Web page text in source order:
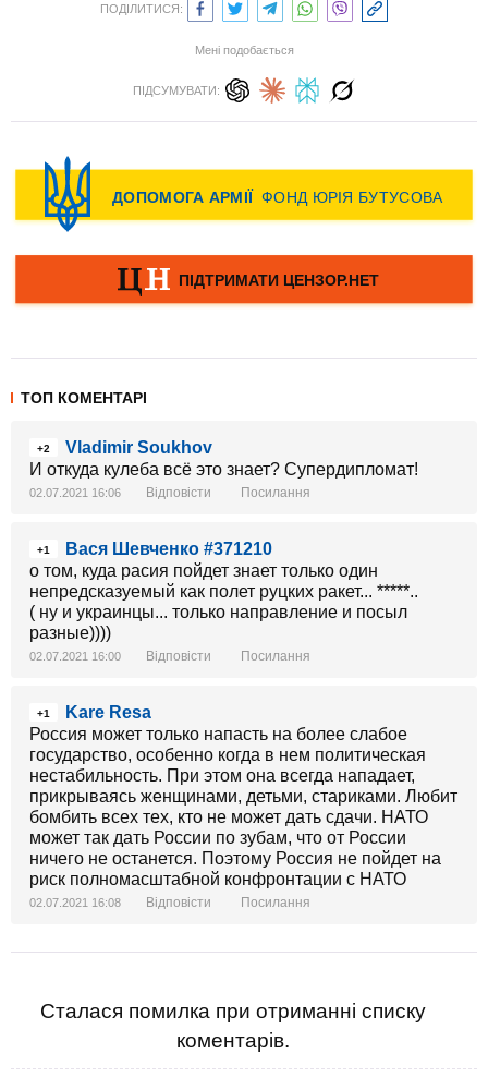
ПОДІЛИТИСЯ:
Мені подобається
ПІДСУМУВАТИ:
ТОП КОМЕНТАРІ
+2
Vladimir Soukhov
И откуда кулеба всё это знает? Супердипломат!
02.07.2021 16:06 Відповісти Посилання
+1
Вася Шевченко #371210
о том, куда расия пойдет знает только один
непредсказуемый как полет руцких ракет... *****..
( ну и украинцы... только направление и посыл
разные))))
02.07.2021 16:00 Відповісти Посилання
+1
Kare Resa
Россия может только напасть на более слабое
государство, особенно когда в нем политическая
нестабильность. При этом она всегда нападает,
прикрываясь женщинами, детьми, стариками. Любит
бомбить всех тех, кто не может дать сдачи. НАТО
может так дать России по зубам, что от России
ничего не останется. Поэтому Россия не пойдет на
риск полномасштабной конфронтации с НАТО
02.07.2021 16:08 Відповісти Посилання
Сталася помилка при отриманні списку
коментарів.